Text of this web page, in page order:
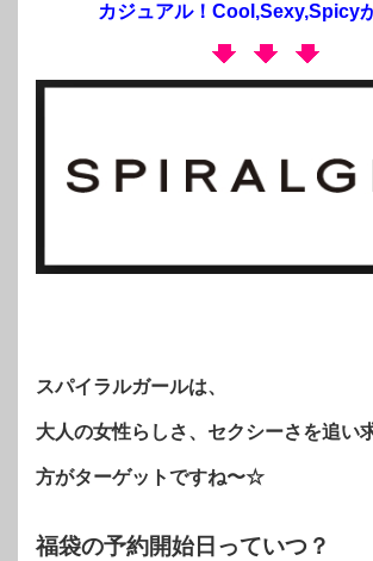
カジュアル！Cool,Sexy,Spicy
スパイラルガールは、
大人の女性らしさ、セクシーさを追い
方がターゲットですね〜☆
福袋の予約開始日っていつ？